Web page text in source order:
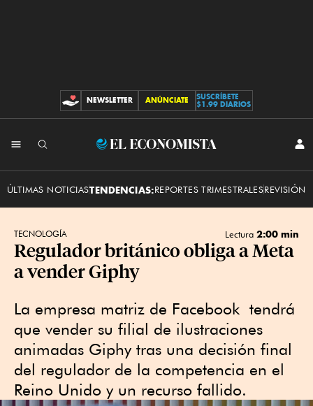
CONTRIBUCIONES
NEWSLETTER ANÚNCIATE
SUSCRÍBETE
$1.99 DIARIOS
El
ÚLTIMAS NOTICIASTENDENCIAS:REPORTES TRIMESTRALESREVISIÓN
TECNOLOGÍA Lectura 2:00 min
Regulador británico obliga a Meta
a vender Giphy
La empresa matriz de Facebook tendrá
que vender su filial de ilustraciones
animadas Giphy tras una decisión final
del regulador de la competencia en el
Reino Unido y un recurso fallido.